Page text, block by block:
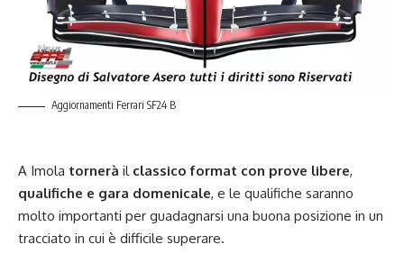
Aggiornamenti Ferrari SF24 B
A Imola tornerà il classico format con prove libere,
qualifiche e gara domenicale, e le qualifiche saranno
molto importanti per guadagnarsi una buona posizione in un
tracciato in cui è difficile superare.